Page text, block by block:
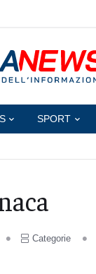
SPORT
Categorie